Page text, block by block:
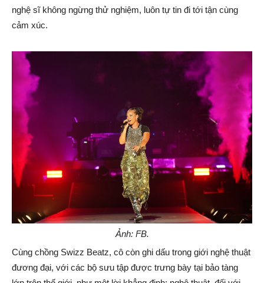
nghệ sĩ không ngừng thử nghiệm, luôn tự tin đi tới tận cùng
cảm xúc.
Ảnh: FB.
Cùng chồng Swizz Beatz, cô còn ghi dấu trong giới nghệ thuật
đương đại, với các bộ sưu tập được trưng bày tại bảo tàng